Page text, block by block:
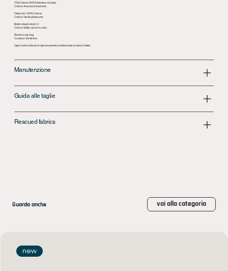
70% Cotone 30% Poliestere riciclato
Colore: Arancione tramonto
Fettuccia: 100% Cotone
Colore: Verde pistacchio
Bottoni dead-stock: 3
Colore: Giallo, azzurro e blu
Ricami a zig-zag
Cuciture: Verde fluo
Ogni nostro articolo è rigorosamente confezionato a mano in Italia.
Manutenzione
Guida alle taglie
Rescued fabrics
Guarda anche vai alla categoria
new